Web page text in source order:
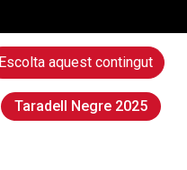
Escolta aquest contingut
Taradell Negre 2025